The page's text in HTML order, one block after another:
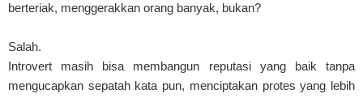
berteriak, menggerakkan orang banyak, bukan?
Salah.
Introvert masih bisa membangun reputasi yang baik tanpa
mengucapkan sepatah kata pun, menciptakan protes yang lebih